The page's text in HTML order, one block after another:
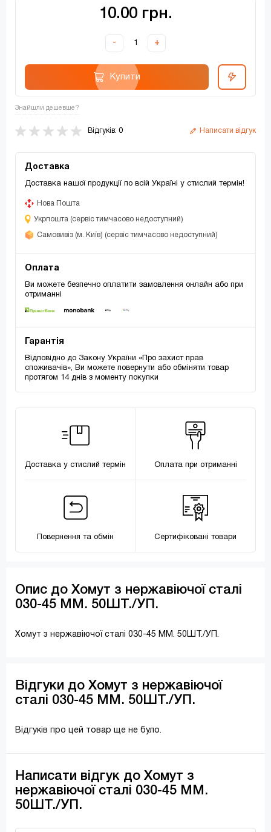
10.00 грн.
- +
Купити
Знайшли дешевше?
Відгуків: 0 Написати відгук
Доставка
Доставка нашої продукції по всій Україні у стислий термін!
Нова Пошта
Укрпошта (сервіс тимчасово недоступний)
Самовивіз (м. Київ) (сервіс тимчасово недоступний)
Оплата
Ви можете безпечно оплатити замовлення онлайн або при
отриманні
Гарантія
Відповідно до Закону України «Про захист прав
споживачів», Ви можете повернути або обміняти товар
протягом 14 днів з моменту покупки
Доставка у стислий термін Оплата при отриманні
Повернення та обмін Сертифіковані товари
Опис до Хомут з нержавіючої сталі
030-45 ММ. 50ШТ./УП.
Хомут з нержавіючої сталі 030-45 ММ. 50ШТ./УП.
Відгуки до Хомут з нержавіючої
сталі 030-45 ММ. 50ШТ./УП.
Відгуків про цей товар ще не було.
Написати відгук до Хомут з
нержавіючої сталі 030-45 ММ.
50ШТ./УП.